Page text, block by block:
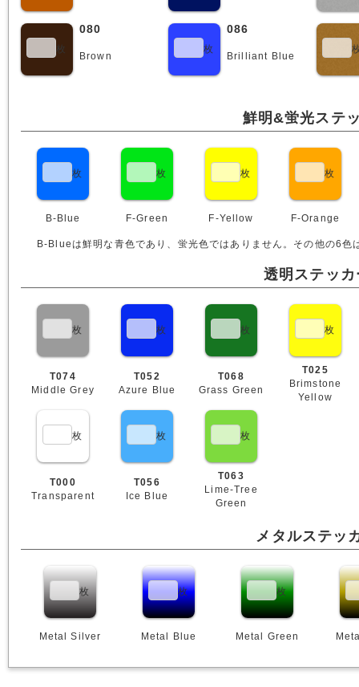
枚
080
枚
086
Brown Brilliant Blue
鮮明&蛍光ステ
枚 枚 枚 枚
B-Blue F-Green F-Yellow F-Orange
B-Blueは鮮明な青色であり、蛍光色ではありません。その他の6色
透明ステッカ
枚 枚 枚 枚
T074
Middle Grey
T052
Azure Blue
T068
Grass Green
T025
Brimstone
Yellow
枚 枚 枚
T000
Transparent
T056
Ice Blue
T063
Lime-Tree
Green
メタルステッ
枚 枚 枚
Metal Silver Metal Blue Metal Green